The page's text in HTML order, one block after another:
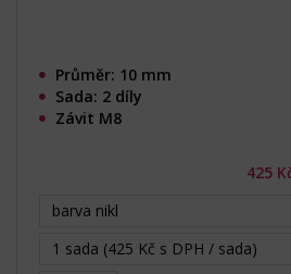
Průměr: 10 mm
Sada: 2 díly
Závit M8
425
barva nikl
1 sada (425 Kč s DPH / sada)